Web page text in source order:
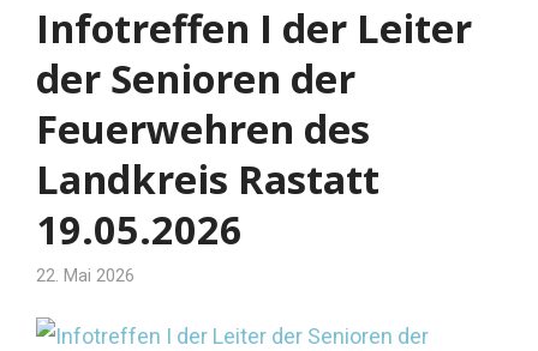
Infotreffen I der Leiter
der Senioren der
Feuerwehren des
Landkreis Rastatt
19.05.2026
22. Mai 2026